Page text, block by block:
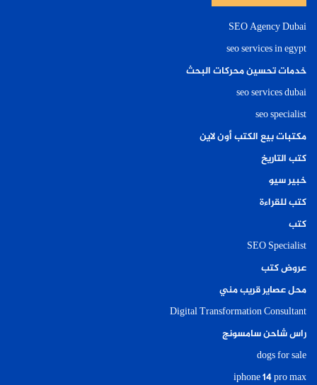
SEO Agency Dubai
seo services in egypt
خدمات تحسين محركات البحث
seo services dubai
seo specialist
مكتبات بيع الكتب أون لاين
كتب التاريخ
خبير سيو
كتب للقراءة
كتب
SEO Specialist
عروض كتب
محل عصاير قريب مني
Digital Transformation Consultant
راس شاحن سامسونج
dogs for sale
iphone 14 pro max